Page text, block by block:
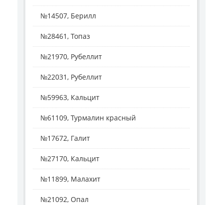
№14507, Берилл
№28461, Топаз
№21970, Рубеллит
№22031, Рубеллит
№59963, Кальцит
№61109, Турмалин красный
№17672, Галит
№27170, Кальцит
№11899, Малахит
№21092, Опал